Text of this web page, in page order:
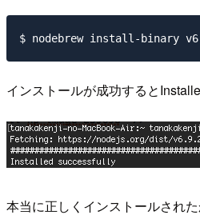
インストールが成功すると
本当に正しくインストールされ